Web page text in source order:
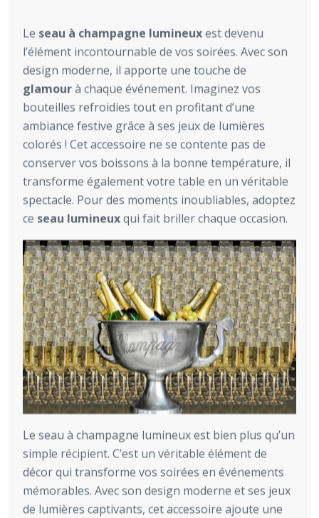
Le seau à champagne lumineuxest devenu
l’élément incontournable de vos soirées. Avec son
design moderne, il apporte une touche de
glamourà chaque événement. Imaginez vos
bouteilles refroidies tout en profitant d’une
ambiance festive grâce à ses jeux de lumières
colorés ! Cet accessoire ne se contente pas de
conserver vos boissons à la bonne température, il
transforme également votre table en un véritable
spectacle. Pour des moments inoubliables, adoptez
ce seau lumineuxqui fait briller chaque occasion.
Le seau à champagne lumineux est bien plus qu’un
simple récipient. C’est un véritable élément de
décor qui transforme vos soirées en événements
mémorables. Avec son design moderne et ses jeux
de lumières captivants, cet accessoire ajoute une